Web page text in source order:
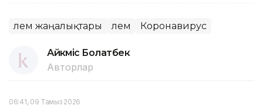
Әлем жаңалықтары Әлем Коронавирус
Айкүміс Болатбек
Авторлар
06:41, 09 Тамыз 2026